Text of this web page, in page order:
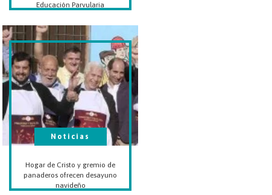
Educación Parvularia
Hogar de Cristo y gremio de
panaderos ofrecen desayuno
navideño
Noticias